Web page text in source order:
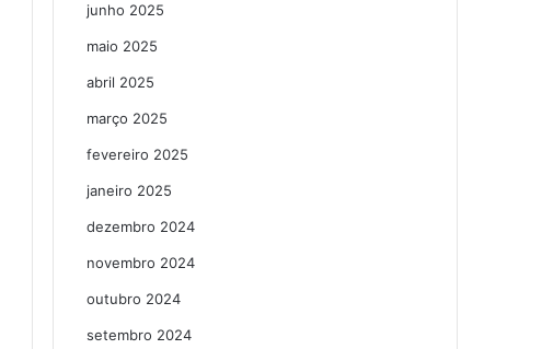
junho 2025
maio 2025
abril 2025
março 2025
fevereiro 2025
janeiro 2025
dezembro 2024
novembro 2024
outubro 2024
setembro 2024